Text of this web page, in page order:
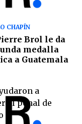
CHAPÍN
Brol le da
medalla
a Guatemala